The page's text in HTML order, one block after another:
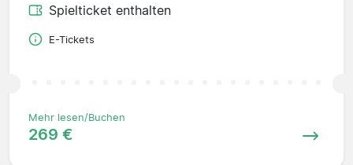
Spielticket enthalten
E-Tickets
Mehr lesen/Buchen
269 €